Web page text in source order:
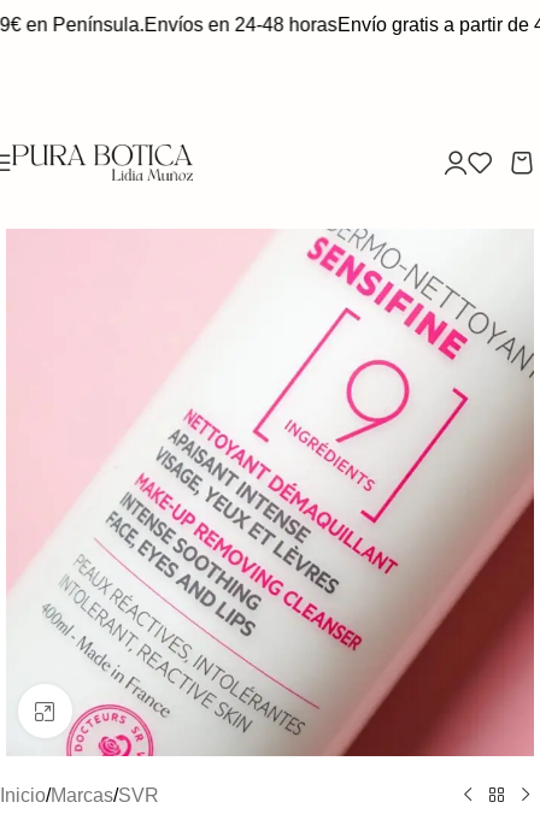
en Península.Envíos en 24-48 horasEnvío gratis a partir de
Clic para ampliar
Inicio/Marcas/SVR